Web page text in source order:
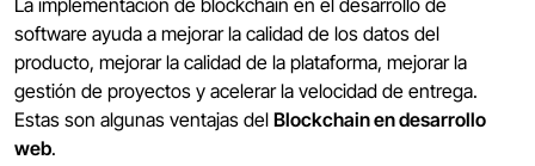
La implementación de blockchain en el desarrollo de
software ayuda a mejorar la calidad de los datos del
producto, mejorar la calidad de la plataforma, mejorar la
gestión de proyectos y acelerar la velocidad de entrega.
Estas son algunas ventajas del Blockchain en desarrollo
web.